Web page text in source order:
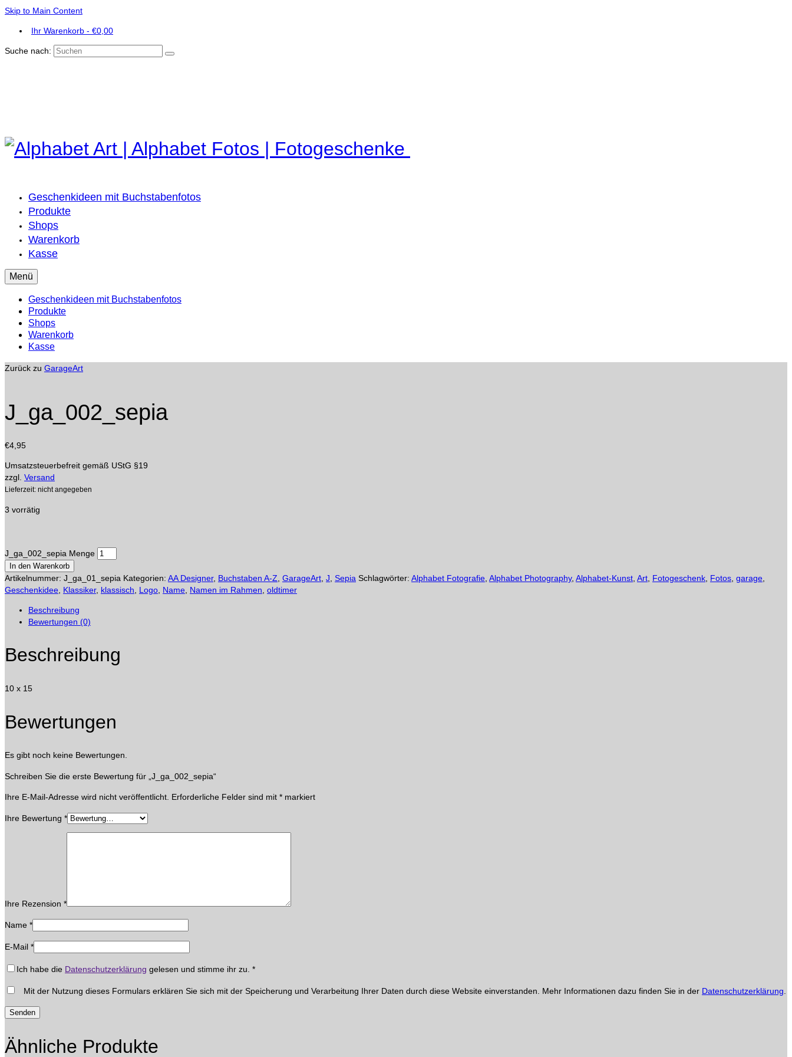
Skip to Main Content
Ihr Warenkorb - €0,00
Suche nach:
Geschenkideen mit Buchstabenfotos
Produkte
Shops
Warenkorb
Kasse
Menü
Geschenkideen mit Buchstabenfotos
Produkte
Shops
Warenkorb
Kasse
Zurück zu GarageArt
J_ga_002_sepia
€4,95
Umsatzsteuerbefreit gemäß UStG §19
zzgl. Versand
Lieferzeit: nicht angegeben
3 vorrätig
J_ga_002_sepia Menge
In den Warenkorb
Artikelnummer: J_ga_01_sepia Kategorien: AA Designer, Buchstaben A-Z GarageArt J Sepia Schlagwörter: Alphabet Fotografie Alphabet Photography, Alphabet-Kunst Art Fotogeschenk Fotos garage
Geschenkidee Klassiker, klassisch Logo Name Namen im Rahmen oldtimer
Beschreibung
Bewertungen (0)
Beschreibung
10 x 15
Bewertungen
Es gibt noch keine Bewertungen.
Schreiben Sie die erste Bewertung für „J_ga_002_sepia“
Ihre E-Mail-Adresse wird nicht veröffentlicht. Erforderliche Felder sind mit * markiert
Ihre Bewertung *
Ihre Rezension *
Name *
E-Mail *
Ich habe die Datenschutzerklärung gelesen und stimme ihr zu. *
Mit der Nutzung dieses Formulars erklären Sie sich mit der Speicherung und Verarbeitung Ihrer Daten durch diese Website einverstanden. Mehr Informationen dazu finden Sie in der Datenschutzerklärung
Ähnliche Produkte